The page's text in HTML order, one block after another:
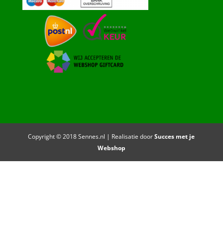
Copyright © 2018 Sennes.nl | Realisatie doorSucces met je
Webshop